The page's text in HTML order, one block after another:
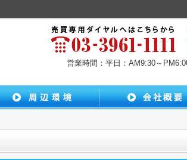
営業時間：平日：AM9:30～